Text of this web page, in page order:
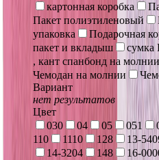
картонная коробка
Пакет полиэтиленовый
упаковка
Подарочная
пакет и вкладыш
, кант спанбонд на молнии
Чемодан на молнии
Вариант
нет результатов
Цвет
030
04 05 051
110
1110 128 13-
14-3204
148 16-